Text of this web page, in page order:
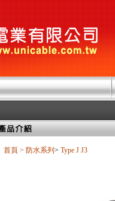
首頁 > 防水系列 > Type J J3